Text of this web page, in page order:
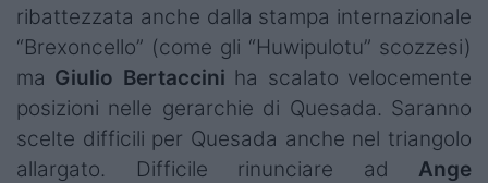
ribattezzata anche dalla stampa internazionale
“Brexoncello” (come gli “Huwipulotu” scozzesi)
ma Giulio Bertaccini ha scalato velocemente
posizioni nelle gerarchie di Quesada. Saranno
scelte difficili per Quesada anche nel triangolo
allargato. Difficile rinunciare ad Ange